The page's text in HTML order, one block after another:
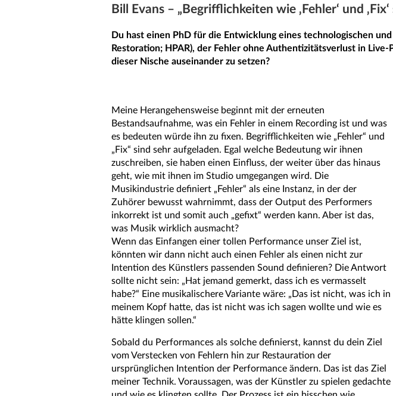
Bill Evans – „Begrifflichkeiten wie ‚Fehler‘ und
Du hast einen PhD für die Entwicklung eines technologischen
Restoration; HPAR), der Fehler ohne Authentizitätsverlust in
dieser Nische auseinander zu setzen?
Meine Herangehensweise beginnt mit der erneuten
Bestandsaufnahme, was ein Fehler in einem Recording ist und was
es bedeuten würde ihn zu fixen. Begrifflichkeiten wie „Fehler“ und
„Fix“ sind sehr aufgeladen. Egal welche Bedeutung wir ihnen
zuschreiben, sie haben einen Einfluss, der weiter über das hinaus
geht, wie mit ihnen im Studio umgegangen wird. Die
Musikindustrie definiert „Fehler“ als eine Instanz, in der der
Zuhörer bewusst wahrnimmt, dass der Output des Performers
inkorrekt ist und somit auch „gefixt“ werden kann. Aber ist das,
was Musik wirklich ausmacht?
Wenn das Einfangen einer tollen Performance unser Ziel ist,
könnten wir dann nicht auch einen Fehler als einen nicht zur
Intention des Künstlers passenden Sound definieren? Die Antwort
sollte nicht sein: „Hat jemand gemerkt, dass ich es vermasselt
habe?“ Eine musikalischere Variante wäre: „Das ist nicht, was ich in
meinem Kopf hatte, das ist nicht was ich sagen wollte und wie es
hätte klingen sollen.“
Sobald du Performances als solche definierst, kannst du dein Ziel
vom Verstecken von Fehlern hin zur Restauration der
ursprünglichen Intention der Performance ändern. Das ist das Ziel
meiner Technik. Voraussagen, was der Künstler zu spielen gedachte